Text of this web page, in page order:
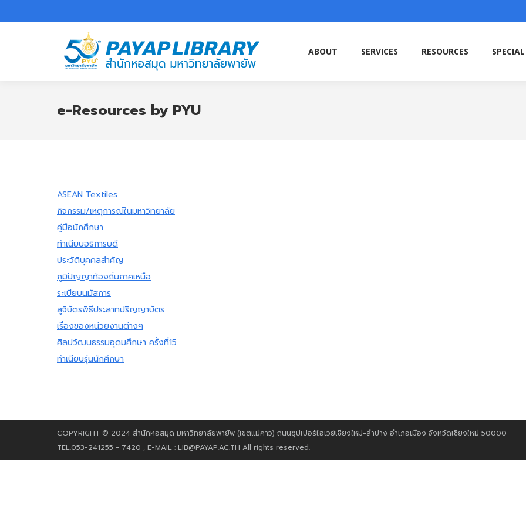
ABOUT SERVICES RESOURCES
e-Resources by PYU
ASEAN Textiles
กิจกรรม/เหตุการณ์ในมหาวิทยาลัย
คู่มือนักศึกษา
ทำเนียบอธิการบดี
ประวัติบุคคลสำคัญ
ภูมิปัญญาท้องถิ่นภาคเหนือ
ระเบียบนมัสการ
สูจิบัตรพิธีประสาทปริญญาบัตร
เรื่องของหน่วยงานต่างๆ
ศิลปวัฒนธรรมอุดมศึกษา ครั้งที่15
ทำเนียบรุ่นนักศึกษา
COPYRIGHT © 2024 สำนักหอสมุด มหาวิทยาลัยพายัพ (เขตแม่คาว) ถนนซุปเปอร์ไฮเวย์เชียงใหม่-ลำปาง อำเภอเมือง จังหวัดเชียงใหม่ 50000
TEL.053-241255 - 7420 , E-MAIL : LIB@PAYAP.AC.TH All rights reserved.
ABOUT SERVICES RESOURCES